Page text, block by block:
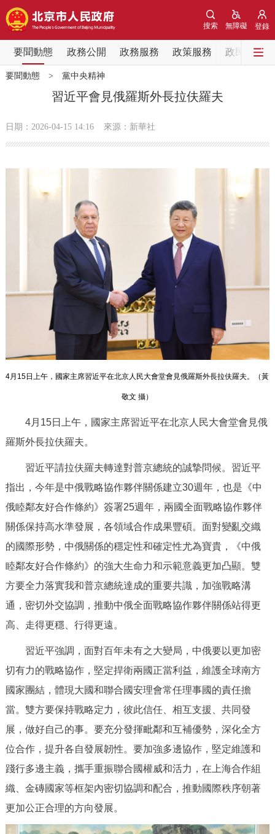
登錄
無障礙
搜索
要聞動態 政務公開 政務服務 政策服務 政民互動
要聞動態
黨中央精神
政策兌現 政策解讀 回應關切
決策公開 專題公開
政務服務
個人服務 法人服務 部門服務
仲介服務 陽光政務
12345網上接訴即辦 我要諮詢 我要建議
參與調查 線上訪談 圖説互動
北京概況 十六區概覽 人文北京
綠色北京
多語種
ENGLISH 한국어 日本語
FRANÇAIS РУССКИЙ ЯЗЫК
ITALIANO
要聞動態> 黨中央精神
習近平會見俄羅斯外長拉伕羅夫
日期：2026-04-15 14:16 來源：新華社
4月15日上午，國家主席習近平在北京人民大會堂會見俄羅斯外長拉伕羅夫。（黃
敬文 攝）
4月15日上午，國家主席習近平在北京人民大會堂會見俄
羅斯外長拉伕羅夫。
習近平請拉伕羅夫轉達對普京總統的誠摯問候。習近平
指出，今年是中俄戰略協作夥伴關係建立30週年，也是《中
俄睦鄰友好合作條約》簽署25週年，兩國全面戰略協作夥伴
關係保持高水準發展，各領域合作成果豐碩。面對變亂交織
的國際形勢，中俄關係的穩定性和確定性尤為寶貴，《中俄
睦鄰友好合作條約》的強大生命力和示範意義更加凸顯。雙
方要全力落實我和普京總統達成的重要共識，加強戰略溝
通，密切外交協調，推動中俄全面戰略協作夥伴關係站得更
高、走得更穩、行得更遠。
習近平強調，面對百年未有之大變局，中俄要以更加密
切有力的戰略協作，堅定捍衛兩國正當利益，維護全球南方
國家團結，體現大國和聯合國安理會常任理事國的責任擔
當。雙方要保持戰略定力，彼此信任、相互支援、共同發
展，做好自己的事。要充分發揮毗鄰和互補優勢，深化全方
位合作，提升各自發展韌性。要加強多邊協作，堅定維護和
踐行多邊主義，攜手重振聯合國權威和活力，在上海合作組
織、金磚國家等框架內密切協調和配合，推動國際秩序朝著
更加公正合理的方向發展。